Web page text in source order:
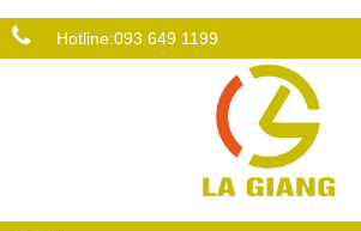
Hotline:093 649 1199